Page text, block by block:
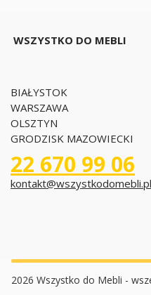
WSZYSTKO DO MEBLI
BIAŁYSTOK
WARSZAWA
OLSZTYN
GRODZISK MAZOWIECKI
22 670 99 06
kontakt@wszystkodomebli.pl
2026 Wszystko do Mebli -